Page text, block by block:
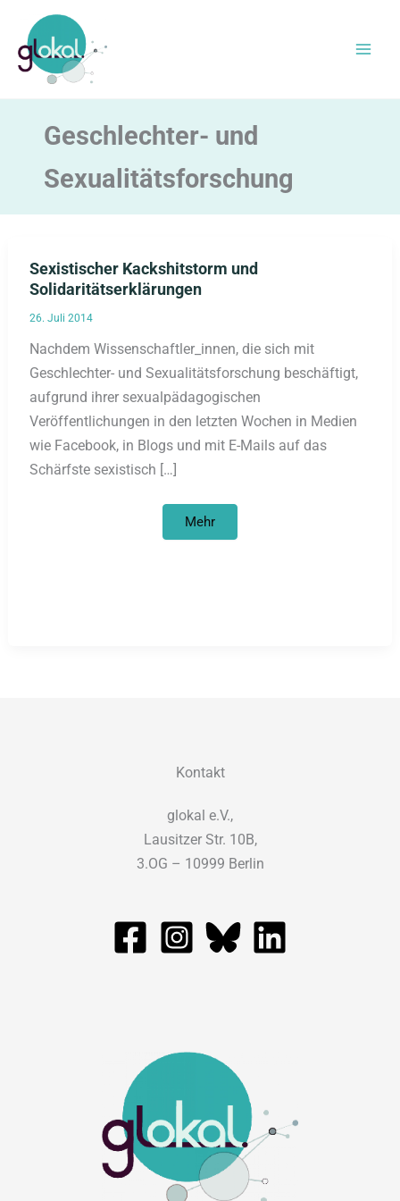
Inhalt
springen
Geschlechter- und
Sexualitätsforschung
Sexistischer Kackshitstorm und
Solidaritätserklärungen
26. Juli 2014
Nachdem Wissenschaftler_innen, die sich mit
Geschlechter- und Sexualitätsforschung beschäftigt,
aufgrund ihrer sexualpädagogischen
Veröffentlichungen in den letzten Wochen in Medien
wie Facebook, in Blogs und mit E-Mails auf das
Schärfste sexistisch […]
Sexistischer
Mehr
Kontakt
glokal e.V.,
Lausitzer Str. 10B,
3.OG – 10999 Berlin